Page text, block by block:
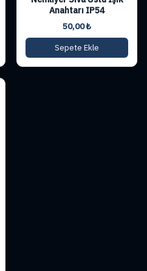
Anahtarı IP54
50,00₺
Sepete Ekle